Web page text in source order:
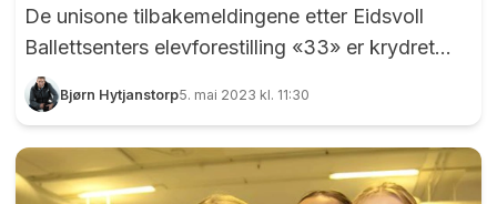
De unisone tilbakemeldingene etter Eidsvoll
Ballettsenters elevforestilling «33» er krydret
med adjektiver som «fascinerende», «utrolig» og
«imponerende».
Bjørn Hytjanstorp5. mai 2023 kl. 11:30